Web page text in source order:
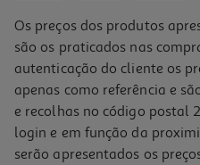
Os preços dos produtos
são os praticados nas
autenticação do cliente os
apenas como referência e
e recolhas no código postal
login e em função da
serão apresentados os